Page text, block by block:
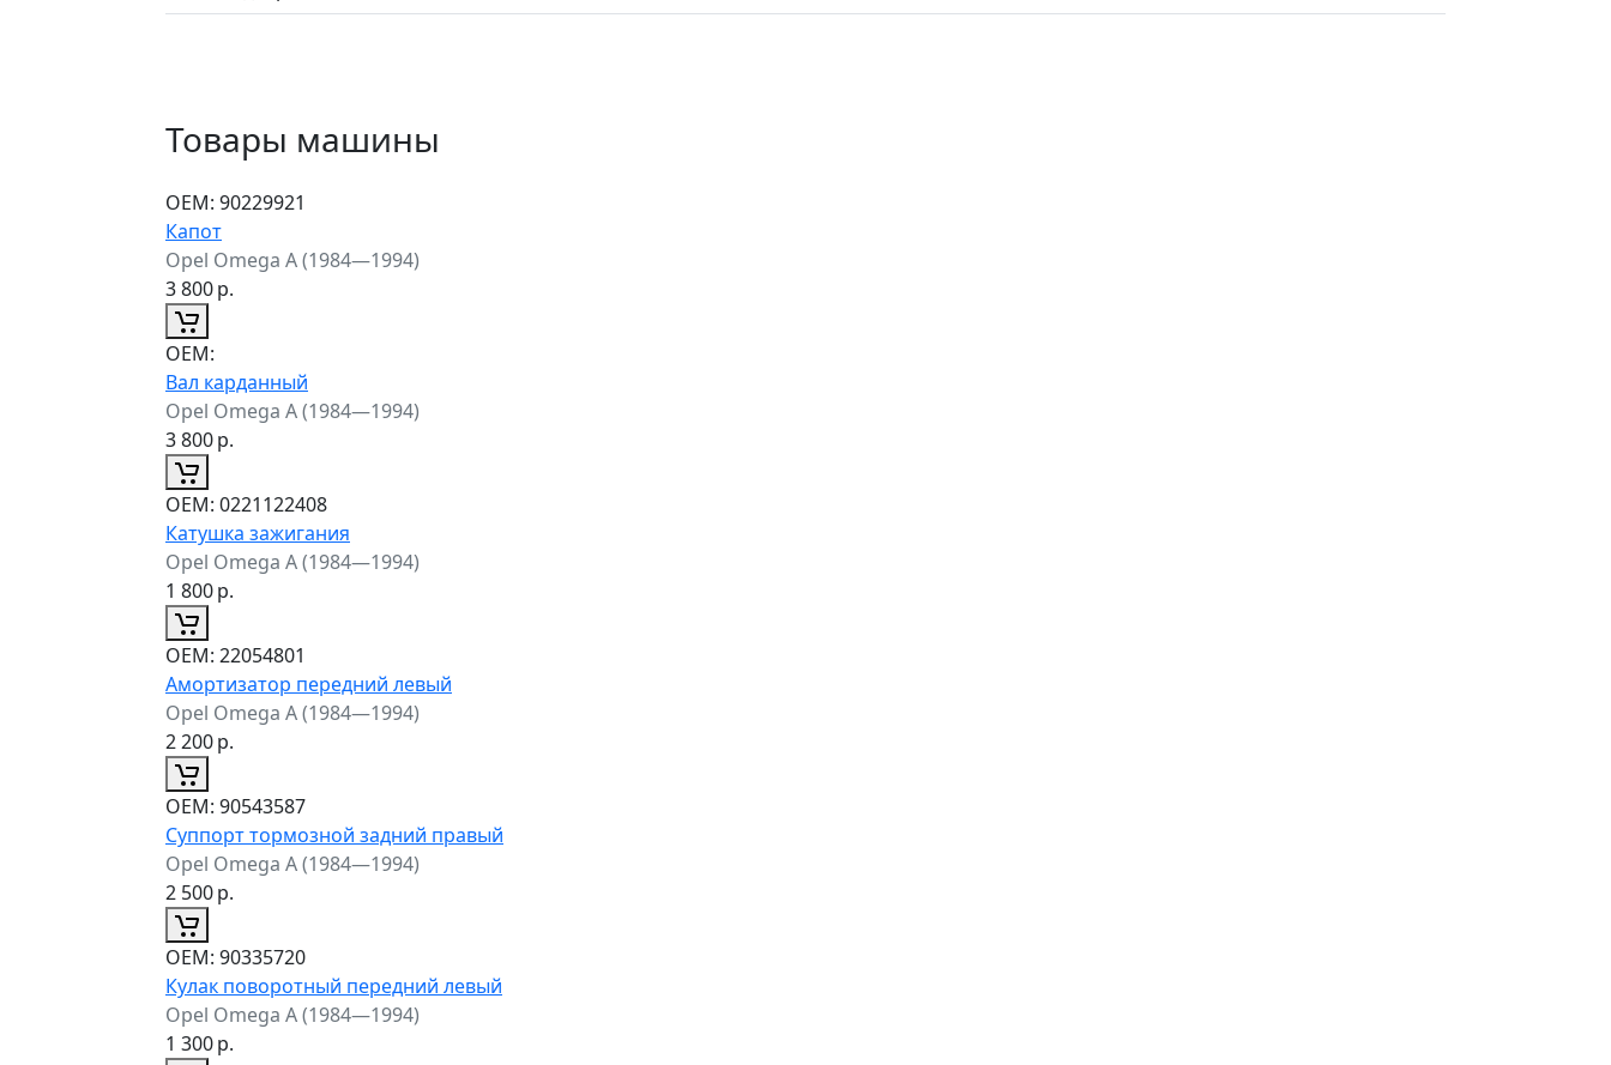
Товары машины
ОЕМ: 90229921
Капот
Opel Omega A (1984—1994)
3 800р.
ОЕМ:
Вал карданный
Opel Omega A (1984—1994)
3 800р.
ОЕМ: 0221122408
Катушка зажигания
Opel Omega A (1984—1994)
1 800р.
ОЕМ: 22054801
Амортизатор передний левый
Opel Omega A (1984—1994)
2 200р.
ОЕМ: 90543587
Суппорт тормозной задний правый
Opel Omega A (1984—1994)
2 500р.
ОЕМ: 90335720
Кулак поворотный передний левый
Opel Omega A (1984—1994)
1 300р.